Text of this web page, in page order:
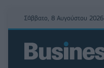
Σάββατο, 8 Αυγούστου 2026